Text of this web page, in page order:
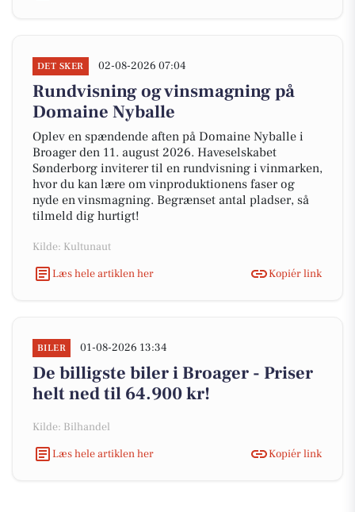
DET SKER 02-08-2026 07:04
Rundvisning og vinsmagning på
Domaine Nyballe
Oplev en spændende aften på Domaine Nyballe i
Broager den 11. august 2026. Haveselskabet
Sønderborg inviterer til en rundvisning i vinmarken,
hvor du kan lære om vinproduktionens faser og
nyde en vinsmagning. Begrænset antal pladser, så
tilmeld dig hurtigt!
Kilde: Kultunaut
Læs hele artiklen her
Kopiér link
BILER 01-08-2026 13:34
De billigste biler i Broager - Priser
helt ned til 64.900 kr!
Kilde: Bilhandel
Læs hele artiklen her
Kopiér link